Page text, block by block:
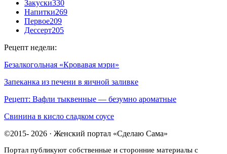
Закуски330
Напитки269
Первое209
Дессерт205
Рецепт недели:
Безалкогольная «Кровавая мэри»
Запеканка из печени в яичной заливке
Рецепт: Вафли тыквенные — безумно ароматные
Свинина в кисло сладком соусе
©2015- 2026 · Женский портал «Сделаю Сама»
Портал публикуют собственные и сторонние материалы с